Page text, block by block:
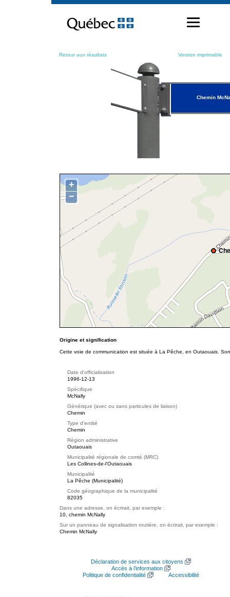
contenu
Retour aux résultats Version imprimable
Chemin
+
−
Origine et signification
Cette voie de communication est située à La Pêche, en Outaouais.
Date d'officialisation
1996-12-13
Spécifique
McNally
Générique (avec ou sans particules de liaison)
Chemin
Type d'entité
Chemin
Région administrative
Outaouais
Municipalité régionale de comté (MRC)
Les Collines-de-l'Outaouais
Municipalité
La Pêche (Municipalité)
Code géographique de la municipalité
82035
Dans une adresse, on écrirait, par exemple :
10, chemin McNally
Sur un panneau de signalisation routière, on écrirait, par exemple :
Chemin McNally
Déclaration de services aux citoyens
Accès à l’information
Politique de confidentialité
Accessibilité